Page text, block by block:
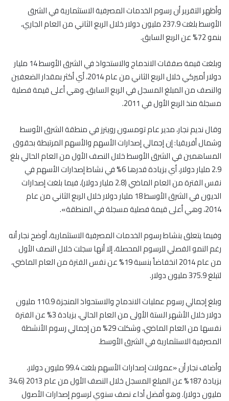
وأظهر التقرير أن رسوم الخدمات المصرفية الاستثمارية في الشرق
الأوسط بلغت 237.9 مليون دولار خلال الربع الثاني من العام الجاري،
بنمو 72% عن الربع السابق.
وبلغت قيمة صفقات الاندماج والاستحواذ في الشرق الأوسط 14 مليار
دولار أميركي خلال الربع الثاني من عام 2014، أي أكثر بمقدار الضعفين
والنصف من المبلغ المسجل في الربع السابق، وهي أعلى قيمة فصلية
مسجلة منذ الربع الأول في 2011.
وقال نديم نجار، مدير عام تومسون رويترز في منطقة الشرق الأوسط
وشمال أفريقيا: إن إجمالي إصدارات الأسهم والأسهم المرتبطة بحقوق
المساهمين في الشرق الأوسط خلال النصف الأول من العام الحالي بلغ
2.9 مليار دولار، أي بزيادة قدرها 6% في نشاط إصدارات الأسهم في
نفس الفترة من العام الماضي (2.8 مليار دولار)، فيما بلغت إصدارات
الديون في الشرق الأوسط 18 مليار دولار خلال الربع الثاني من عام
2014، وهي أعلى قيمة فصلية مسجلة في المنطقة».
وفيما يتعلق بنشاط رسوم الخدمات المصرفية الاستثمارية، أوضح نجار أنه
رغم النمو الفصلي للرسوم المحصلة، إلا أنها سجلت خلال النصف الأول
من عام 2014 انخفاضاً بنسبة 19% عن نفس الفترة من العام الماضي،
لتبلغ 375.9 مليون دولار.
وبلغ إجمالي رسوم عمليات الاندماج والاستحواذ المنجزة 110.9 مليون
دولار خلال الأشهر الستة الأولى من العام الحالي، بزيادة 3% عن الفترة
نفسها من العام الماضي، وشكلت 29% من إجمالي رسوم الأنشطة
المصرفية الاستثمارية في الشرق الأوسط.
وأضاف نجار أن «عمولات إصدارات الأسهم بلغت 99.4 مليون دولار،
بزيادة 187% عن المبلغ المسجل خلال النصف الأول من عام 2013 (34.6
مليون دولار). وهو أفضل أداء نصف سنوي لرسوم إصدارات الأصول